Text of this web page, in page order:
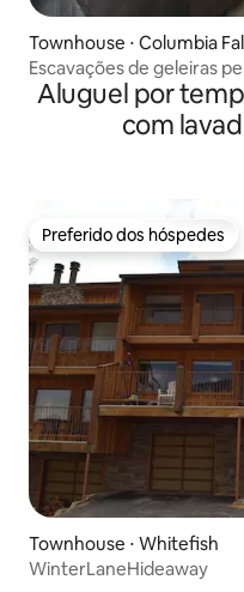
Townhouse ⋅ Columbia
Escavações de geleiras
Mtn
Aluguel por
com
Preferido dos hóspedes
Preferido dos hóspedes
Townhouse ⋅ Whitefish
WinterLaneHideaway